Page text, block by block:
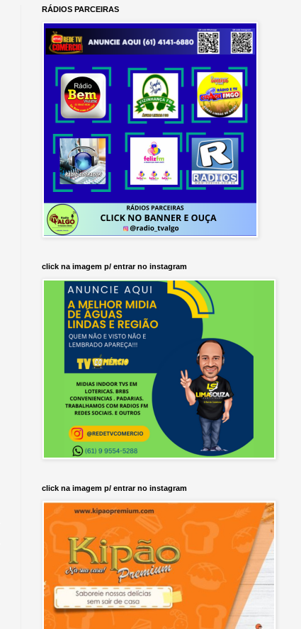
RÁDIOS PARCEIRAS
click na imagem p/ entrar no instagram
click na imagem p/ entrar no instagram